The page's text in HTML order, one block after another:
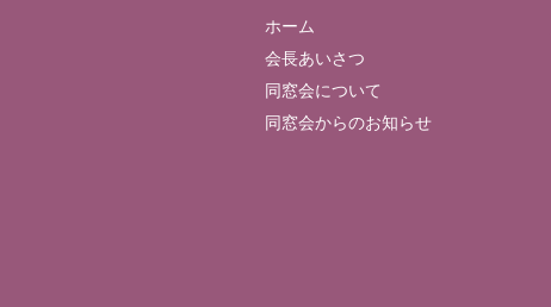
ホーム
会長あいさつ
同窓会について
同窓会からのお知らせ